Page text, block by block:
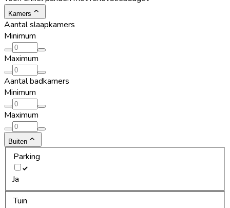
Kamers
Aantal slaapkamers
Minimum
Maximum
Aantal badkamers
Minimum
Maximum
Buiten
Parking
Ja
Tuin